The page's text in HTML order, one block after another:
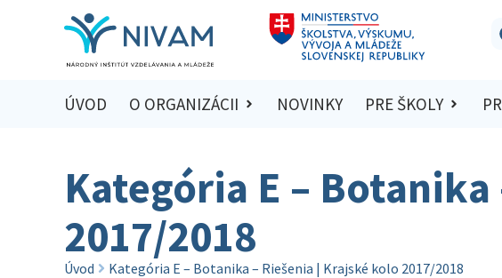
ÚVOD O ORGANIZÁCII NOVINKY PRE ŠKOLY
Kategória E –
2017/2018
Úvod Kategória E – Botanika – Riešenia | Krajské kolo 2017/2018